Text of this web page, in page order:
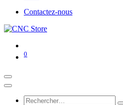
Contactez-nous
0